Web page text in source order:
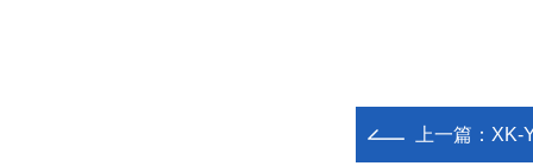
上一篇： XK-